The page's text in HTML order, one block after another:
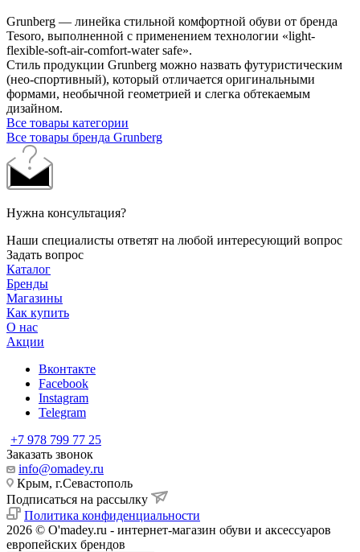
Grunberg — линейка стильной комфортной обуви от бренда
Tesoro, выполненной с применением технологии «light-
flexible-soft-air-comfort-water safe».
Cтиль продукции Grunberg можно назвать футуристическим
(нео-спортивный), который отличается оригинальными
формами, необычной геометрией и слегка обтекаемым
дизайном.
Все товары категории
Все товары бренда Grunberg
Нужна консультация?
Наши специалисты ответят на любой интересующий вопрос
Задать вопрос
Каталог
Бренды
Магазины
Как купить
О нас
Акции
Вконтакте
Facebook
Instagram
Telegram
+7 978 799 77 25
Заказать звонок
info@omadey.ru
Крым, г.Севастополь
Подписаться на рассылку
Политика конфиденциальности
2026 © O'madey.ru - интернет-магазин обуви и аксессуаров
европейских брендов